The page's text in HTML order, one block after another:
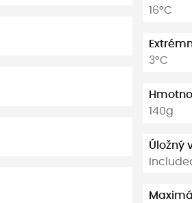
16°C
3°C
140g
Úložný